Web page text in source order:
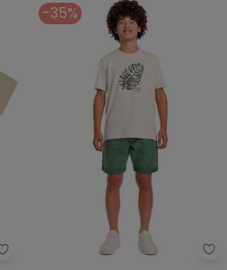
Pulla Bulla - Camiseta Meia
-35%